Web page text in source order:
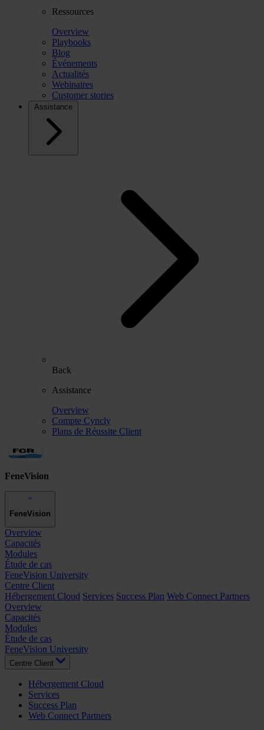
Ressources
Overview
Playbooks
Blog
Événements
Actualités
Webinaires
Customer stories
Assistance
Back
Assistance
Overview
Compte Cyncly
Plans de Réussite Client
FeneVision
FeneVision
Overview
Capacités
Modules
Étude de cas
FeneVision University
Centre Client
Hébergement Cloud Services Success Plan Web Connect Partners
Overview
Capacités
Modules
Étude de cas
FeneVision University
Centre Client
Hébergement Cloud
Services
Success Plan
Web Connect Partners